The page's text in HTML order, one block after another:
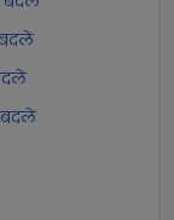
बदलें
बदलें